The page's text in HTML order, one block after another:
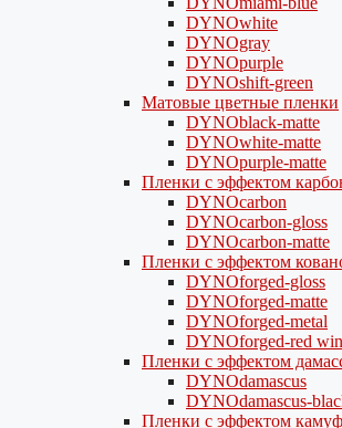
DYNOwhite
DYNOgray
DYNOpurple
DYNOshift-green
Матовые цветные пленки
DYNOblack-matte
DYNOwhite-matte
DYNOpurple-matte
Пленки с эффектом
DYNOcarbon
DYNOcarbon-gloss
DYNOcarbon-matte
Пленки с эффектом
DYNOforged-gloss
DYNOforged-matte
DYNOforged-metal
DYNOforged-red
Пленки с эффектом
DYNOdamascus
DYNOdamascus-
Пленки с эффектом